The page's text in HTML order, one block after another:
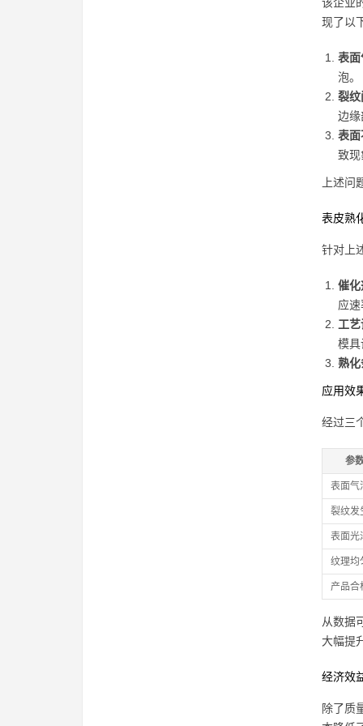
现了以
表面
泡。
裂纹
边缘
表面
致现
上述
表皮熟
针对上
催化
应
工
模具
熟化
应用效
经过三
参
表面气
裂纹发
表面光
纹理均
产品合
从数据
大幅提
经济效
除了质